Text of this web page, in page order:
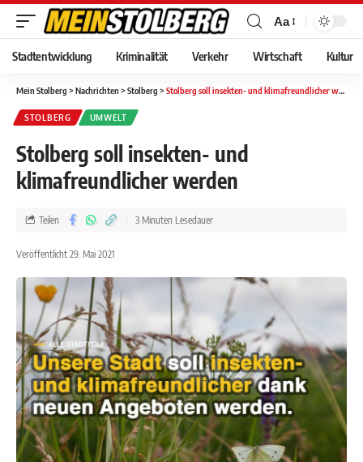
Aa
Stadtentwicklung Kriminalität Verkehr Wirtschaft Kultur
Mein Stolberg > Nachrichten > Stolberg > Stolberg soll insekten- und klimafreundlicher werden
STOLBERG UMWELT
Stolberg soll insekten- und
klimafreundlicher werden
Veröffentlicht 29. Mai 2021
Teilen 3 Minuten Lesedauer